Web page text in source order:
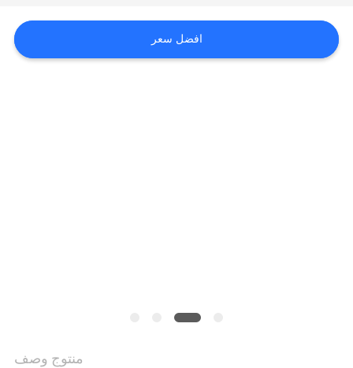
SHOPPING
افضل سعر
منتوج وصف